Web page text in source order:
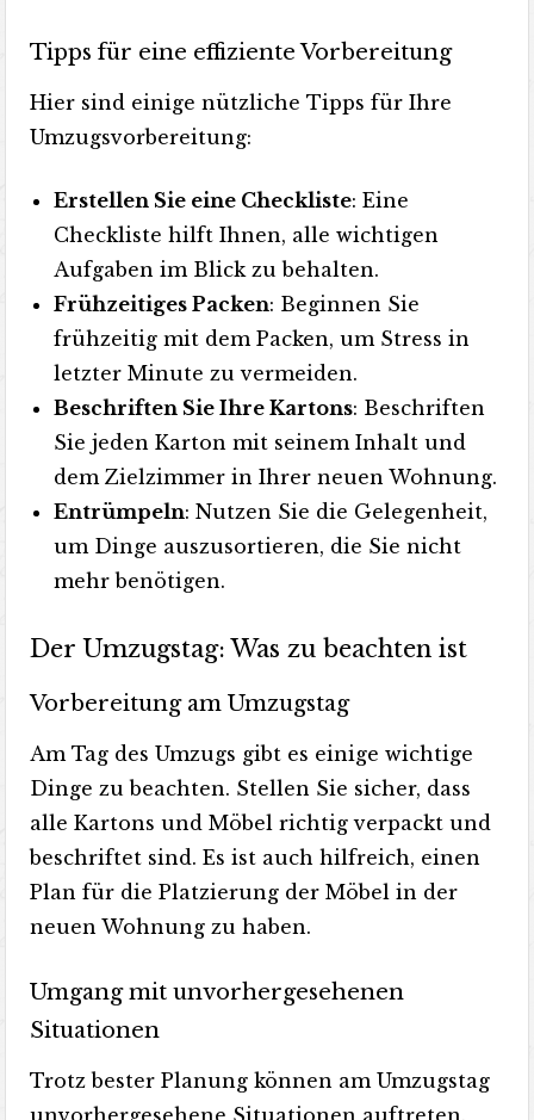
Tipps für eine effiziente Vorbereitung
Hier sind einige nützliche Tipps für Ihre
Umzugsvorbereitung:
Erstellen Sie eine Checkliste: Eine
Checkliste hilft Ihnen, alle wichtigen
Aufgaben im Blick zu behalten.
Frühzeitiges Packen: Beginnen Sie
frühzeitig mit dem Packen, um Stress in
letzter Minute zu vermeiden.
Beschriften Sie Ihre Kartons: Beschriften
Sie jeden Karton mit seinem Inhalt und
dem Zielzimmer in Ihrer neuen Wohnung.
Entrümpeln: Nutzen Sie die Gelegenheit,
um Dinge auszusortieren, die Sie nicht
mehr benötigen.
Der Umzugstag: Was zu beachten ist
Vorbereitung am Umzugstag
Am Tag des Umzugs gibt es einige wichtige
Dinge zu beachten. Stellen Sie sicher, dass
alle Kartons und Möbel richtig verpackt und
beschriftet sind. Es ist auch hilfreich, einen
Plan für die Platzierung der Möbel in der
neuen Wohnung zu haben.
Umgang mit unvorhergesehenen
Situationen
Trotz bester Planung können am Umzugstag
unvorhergesehene Situationen auftreten.